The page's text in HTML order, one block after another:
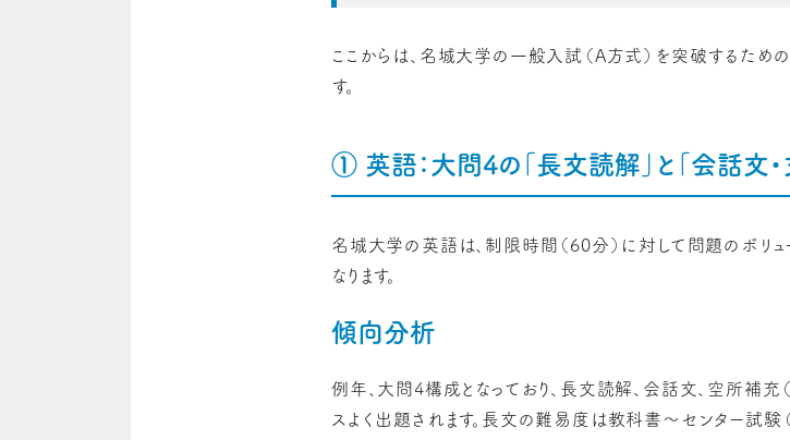
ここからは、名城大学の一般入試（A方式）を突破するため
す。
① 英語：大問4の「長文読解」と「会話文
名城大学の英語は、制限時間（60分）に対して問題のボリ
なります。
傾向分析
例年、大問4構成となっており、長文読解、会話文、空所補充
スよく出題されます。長文の難易度は教科書〜センター試験